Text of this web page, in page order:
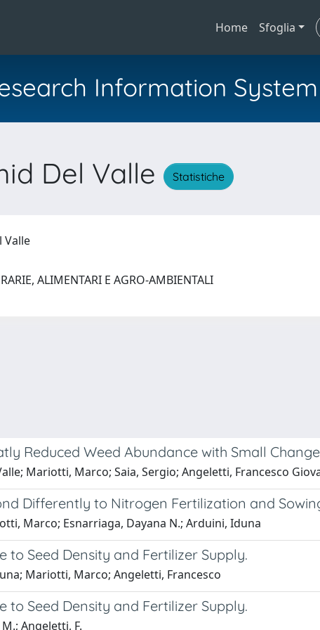
Home Sfoglia
Information System
Del Valle Statistiche
Valle
ALIMENTARI E AGRO-AMBIENTALI
Reduced Weed Abundance with Small
Mariotti, Marco; Saia, Sergio; Angeletti, Francesco
Differently to Nitrogen Fertilization and
Marco; Esnarriaga, Dayana N.; Arduini, Iduna
to Seed Density and Fertilizer Supply.
Mariotti, Marco; Angeletti, Francesco
to Seed Density and Fertilizer Supply.
Angeletti, F.